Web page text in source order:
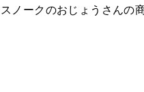
スノークのおじょうさんの